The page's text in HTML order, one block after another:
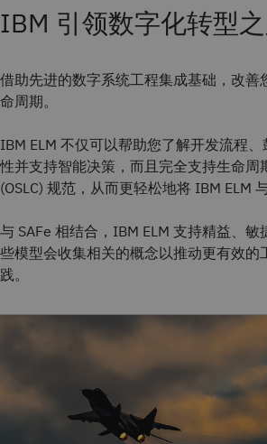
IBM 引领数字化转型
借助先进的数字系统工程集成基础，改善
命周期。
IBM ELM 不仅可以帮助您了解开发流程
性并支持智能决策，而且完全支持生命周
(OSLC) 规范，从而更轻松地将 IBM ELM
与 SAFe 相结合，IBM ELM 支持精益、
些模型会收集相关的概念以推动更有效的
践。